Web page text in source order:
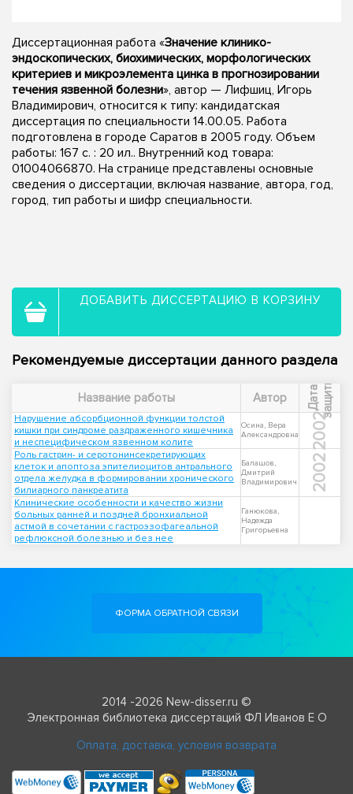
Диссертационная работа «Значение клинико-
эндоскопических, биохимических, морфологических
критериев и микроэлемента цинка в прогнозировании
течения язвенной болезни», автор — Лифшиц, Игорь
Владимирович, относится к типу: кандидатская
диссертация по специальности 14.00.05. Работа
подготовлена в городе Саратов в 2005 году. Объем
работы: 167 с. : 20 ил.. Внутренний код товара:
01004066870. На странице представлены основные
сведения о диссертации, включая название, автора, год,
город, тип работы и шифр специальности.
ДОБАВИТЬ ДИССЕРТАЦИЮ В КОРЗИНУ
Рекомендуемые диссертации данного раздела
Название работы Автор Д
а
т
а
з
а
щ
и
т ы
Нарушение абсорбционной функции толстой
кишки при синдроме раздраженного кишечника
и неспецифическом язвенном колите
Осина, Вера
Александровна
2002
Роль гастрин- и серотонинсекретирующих
клеток и апоптоза эпителиоцитов антрального
отдела желудка в формировании хронического
билиарного панкреатита
Балашов,
Дмитрий
Владимирович
2002
Клинические особенности и качество жизни
больных ранней и поздней бронхиальной
астмой в сочетании с гастроэзофагеальной
рефлюксной болезнью и без нее
Ганюкова,
Надежда
Григорьевна
ФОРМА ОБРАТНОЙ СВЯЗИ
2014 -2026 New-disser.ru ©
Электронная библиотека диссертаций ФЛ Иванов Е О
Оплата, доставка, условия возврата